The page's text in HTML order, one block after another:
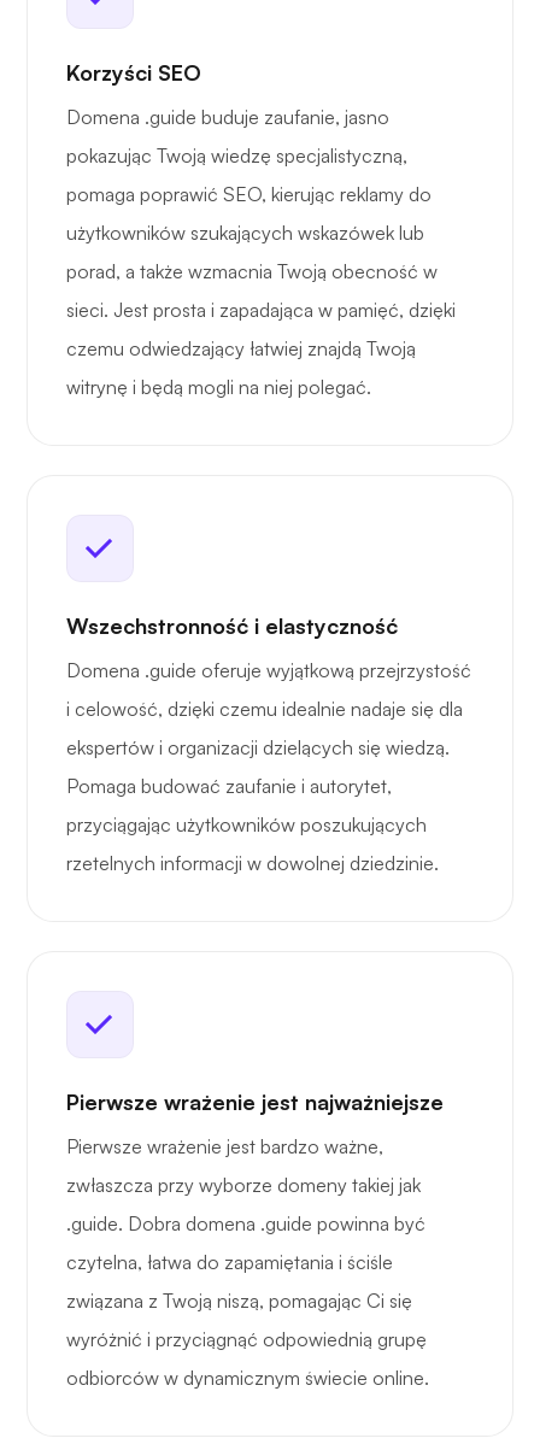
Korzyści SEO
Domena .guide buduje zaufanie, jasno
pokazując Twoją wiedzę specjalistyczną,
pomaga poprawić SEO, kierując reklamy do
użytkowników szukających wskazówek lub
porad, a także wzmacnia Twoją obecność w
sieci. Jest prosta i zapadająca w pamięć, dzięki
czemu odwiedzający łatwiej znajdą Twoją
witrynę i będą mogli na niej polegać.
Wszechstronność i elastyczność
Domena .guide oferuje wyjątkową przejrzystość
i celowość, dzięki czemu idealnie nadaje się dla
ekspertów i organizacji dzielących się wiedzą.
Pomaga budować zaufanie i autorytet,
przyciągając użytkowników poszukujących
rzetelnych informacji w dowolnej dziedzinie.
Pierwsze wrażenie jest najważniejsze
Pierwsze wrażenie jest bardzo ważne,
zwłaszcza przy wyborze domeny takiej jak
.guide. Dobra domena .guide powinna być
czytelna, łatwa do zapamiętania i ściśle
związana z Twoją niszą, pomagając Ci się
wyróżnić i przyciągnąć odpowiednią grupę
odbiorców w dynamicznym świecie online.